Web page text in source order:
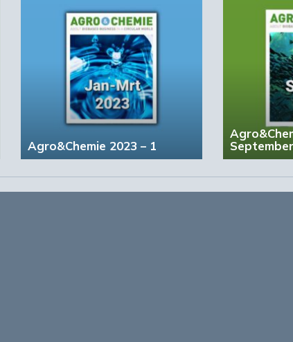
Agro&Chemie 2023 – 1